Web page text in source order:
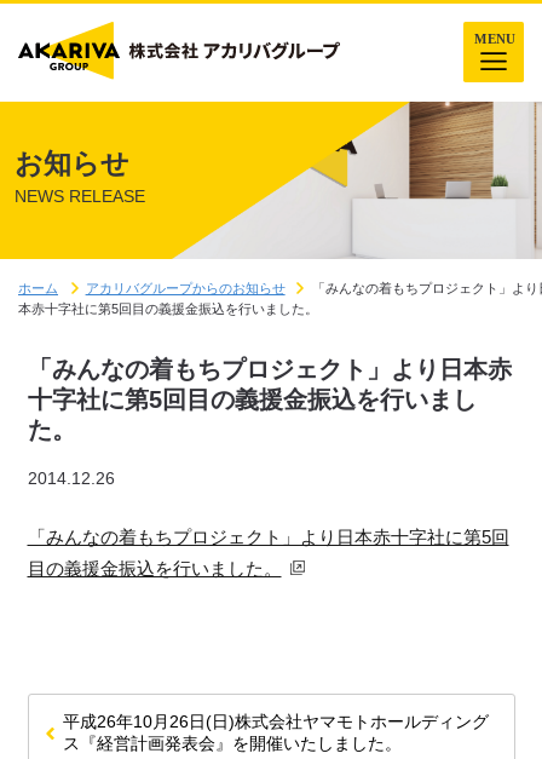
お知らせ
NEWS RELEASE
ホーム アカリバグループからのお知らせ
「みんなの着もちプロジェクト」より
本赤十字社に第5回目の義援金振込を行いました。
「みんなの着もちプロジェクト」より日本赤
十字社に第5回目の義援金振込を行いまし
た。
2014.12.26
「みんなの着もちプロジェクト」より日本赤十字社に第5回
目の義援金振込を行いました。
平成26年10月26日(日)株式会社ヤマモトホールディング
ス『経営計画発表会』を開催いたしました。